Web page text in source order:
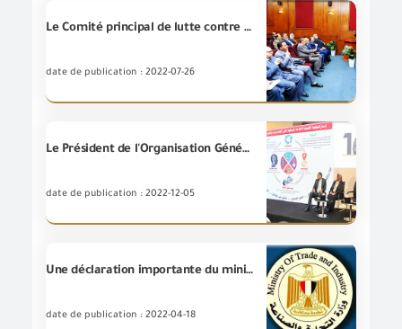
Le Comité principal de lutte contre la corruption du ministère du Commerce et de l'Industrie tient sa deuxième réunion au siège de G.O.E.I.C
date de publication : 2022-07-26
Le Président de l'Organisation Générale de Contrôle des Exportations et Importations participe aux activités de la conférence du Conseil National d'Accréditation « AIGAC »
date de publication : 2022-12-05
Une déclaration importante du ministère du Commerce et de l'Industrie concernant ce qui a été soulevé au sujet de la publication de décisions d'arrêter et de radier un certain nombre d'entreprises exportant vers le marché égyptien
date de publication : 2022-04-18